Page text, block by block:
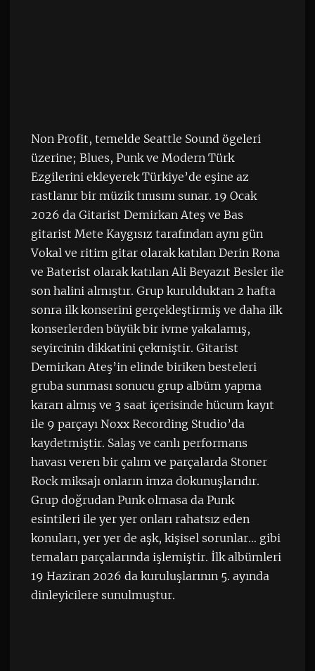
Non Profit, temelde Seattle Sound ögeleri
üzerine; Blues, Punk ve Modern Türk
Ezgilerini ekleyerek Türkiye’de eşine az
rastlanır bir müzik tınısını sunar. 19 Ocak
2026 da Gitarist Demirkan Ateş ve Bas
gitarist Mete Kaygısız tarafından aynı gün
Vokal ve ritim gitar olarak katılan Derin Rona
ve Baterist olarak katılan Ali Beyazıt Besler ile
son halini almıştır. Grup kurulduktan 2 hafta
sonra ilk konserini gerçekleştirmiş ve daha ilk
konserlerden büyük bir ivme yakalamış,
seyircinin dikkatini çekmiştir. Gitarist
Demirkan Ateş’in elinde biriken besteleri
gruba sunması sonucu grup albüm yapma
kararı almış ve 3 saat içerisinde hücum kayıt
ile 9 parçayı Noxx Recording Studio’da
kaydetmiştir. Salaş ve canlı performans
havası veren bir çalım ve parçalarda Stoner
Rock miksajı onların imza dokunuşlarıdır.
Grup doğrudan Punk olmasa da Punk
esintileri ile yer yer onları rahatsız eden
konuları, yer yer de aşk, kişisel sorunlar… gibi
temaları parçalarında işlemiştir. İlk albümleri
19 Haziran 2026 da kuruluşlarının 5. ayında
dinleyicilere sunulmuştur.